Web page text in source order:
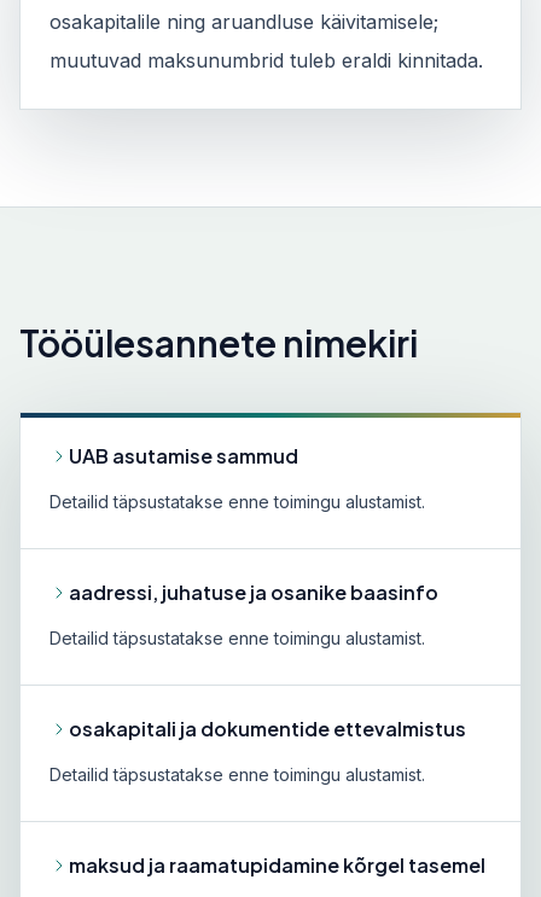
osakapitalile ning aruandluse käivitamisele;
muutuvad maksunumbrid tuleb eraldi kinnitada.
Tööülesannete nimekiri
UAB asutamise sammud
Detailid täpsustatakse enne toimingu alustamist.
aadressi, juhatuse ja osanike baasinfo
Detailid täpsustatakse enne toimingu alustamist.
osakapitali ja dokumentide ettevalmistus
Detailid täpsustatakse enne toimingu alustamist.
maksud ja raamatupidamine kõrgel tasemel